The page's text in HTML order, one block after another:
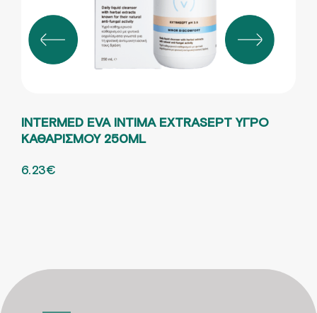
INTERMED EVA INTIMA EXTRASEPT ΥΓΡΟ
ΚΑΘΑΡΙΣΜΟΥ 250ML
ORIGINAL PRICE WAS: 8.30€.
6.23€